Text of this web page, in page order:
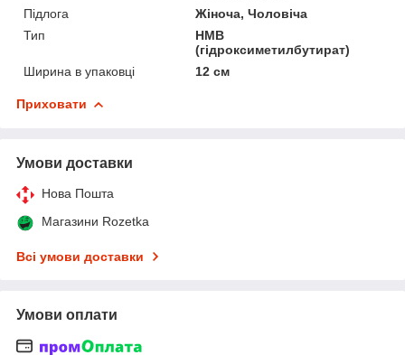
Підлога
Жіноча, Чоловіча
Тип
HMB
(гідроксиметилбутират)
Ширина в упаковці
12 см
Приховати
Умови доставки
Нова Пошта
Магазини Rozetka
Всі умови доставки
Умови оплати